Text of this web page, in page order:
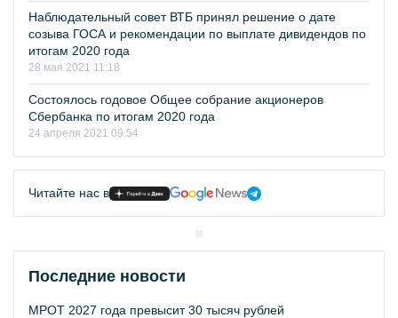
Наблюдательный совет ВТБ принял решение о дате
созыва ГОСА и рекомендации по выплате дивидендов по
итогам 2020 года
28 мая 2021 11:18
Состоялось годовое Общее собрание акционеров
Сбербанка по итогам 2020 года
24 апреля 2021 09:54
Читайте нас в
Последние новости
МРОТ 2027 года превысит 30 тысяч рублей